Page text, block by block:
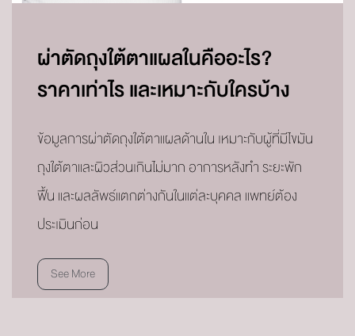
ผ่าตัดถุงใต้ตาแผลในคืออะไร?
ราคาเท่าไร และเหมาะกับใครบ้าง
ข้อมูลการผ่าตัดถุงใต้ตาแผลด้านใน เหมาะกับผู้ที่มีไขมัน
ถุงใต้ตาและผิวส่วนเกินไม่มาก อาการหลังทำ ระยะพัก
ฟื้น และผลลัพธ์แตกต่างกันในแต่ละบุคคล แพทย์ต้อง
ประเมินก่อน
See More